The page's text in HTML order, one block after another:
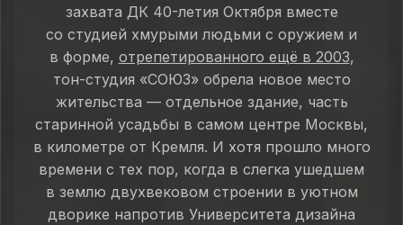
захвата ДК 40-летия Октября вместе
со студией хмурыми людьми с оружием и
в форме, отрепетированного ещё в 2003,
тон-студия «СОЮЗ» обрела новое место
жительства — отдельное здание, часть
старинной усадьбы в самом центре Москвы,
в километре от Кремля. И хотя прошло много
времени с тех пор, когда в слегка ушедшем
в землю двухвековом строении в уютном
дворике напротив Университета дизайна